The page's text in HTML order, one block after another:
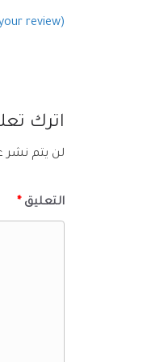
(Add your review)
اترك
لن يتم نشر
التعليق *